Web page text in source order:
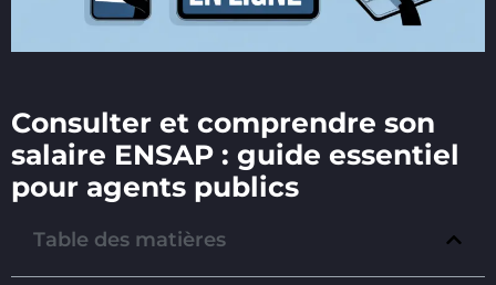
Consulter et comprendre son
salaire ENSAP : guide essentiel
pour agents publics
Table des matières